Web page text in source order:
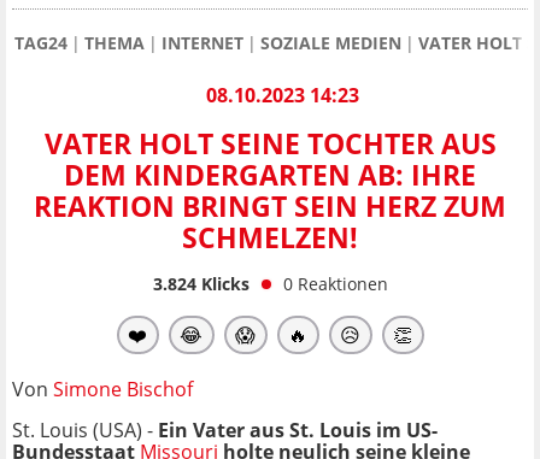
TAG24 THEMA INTERNET SOZIALE MEDIEN VATER HOLT
08.10.2023 14:23
VATER HOLT SEINE TOCHTER AUS
DEM KINDERGARTEN AB: IHRE
REAKTION BRINGT SEIN HERZ ZUM
SCHMELZEN!
3.824Klicks 0 Reaktionen
❤️ 😂 😱 🔥 😥 👏
Von Simone Bischof
St. Louis (USA) - Ein Vater aus St. Louis im US-
Bundesstaat Missouri holte neulich seine kleine